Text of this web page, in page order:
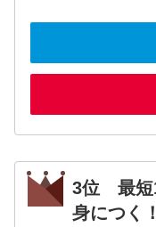
3位 最短
身につく